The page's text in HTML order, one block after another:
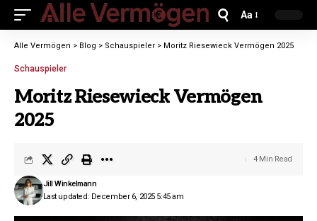
Aa
Alle Vermögen > Blog > Schauspieler > Moritz Riesewieck Vermögen 2025
Schauspieler
Moritz Riesewieck Vermögen
2025
Last updated: December 6, 2025 5:45 am
Jill Winkelmann
4 Min Read